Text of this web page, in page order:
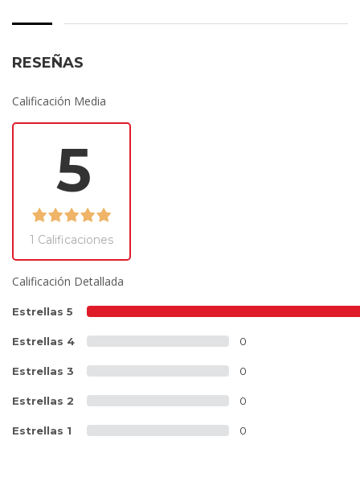
RESEÑAS
Calificación Media
5
1 Calificaciones
Calificación Detallada
Estrellas 5
Estrellas 4 0
Estrellas 3 0
Estrellas 2 0
Estrellas 1 0